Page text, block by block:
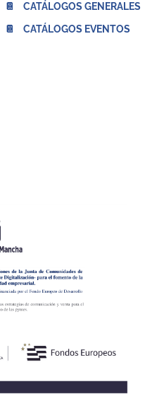
📔 CATÁLOGOS GENERALES
📔 CATÁLOGOS EVENTOS